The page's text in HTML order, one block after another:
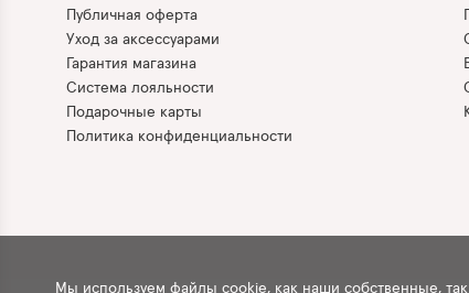
Публичная оферта
Уход за аксессуарами
Гарантия магазина
Система лояльности
Подарочные карты
Политика конфиденциальности
Мы используем файлы cookie, как наши собственные,